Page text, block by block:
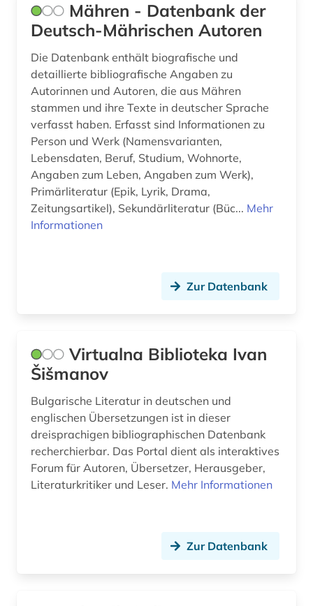
internetquelle (1)
iranistik (1)
irisch (2)
irland (5)
islam (1)
islamische staaten (1)
island (1)
italienisch (12)
jacob (2)
japan (1)
japanisch (2)
Mähren - Datenbank der
Deutsch-Mährischen Autoren
Die Datenbank enthält biografische und
detaillierte bibliografische Angaben zu
Autorinnen und Autoren, die aus Mähren
stammen und ihre Texte in deutscher Sprache
verfasst haben. Erfasst sind Informationen zu
Person und Werk (Namensvarianten,
Lebensdaten, Beruf, Studium, Wohnorte,
Angaben zum Leben, Angaben zum Werk),
Primärliteratur (Epik, Lyrik, Drama,
Zeitungsartikel), Sekundärliteratur (Büc... Mehr
Informationen
Zur Datenbank
Virtualna Biblioteka Ivan
Šišmanov
Bulgarische Literatur in deutschen und
englischen Übersetzungen ist in dieser
dreisprachigen bibliographischen Datenbank
recherchierbar. Das Portal dient als interaktives
Forum für Autoren, Übersetzer, Herausgeber,
Literaturkritiker und Leser. Mehr Informationen
Zur Datenbank